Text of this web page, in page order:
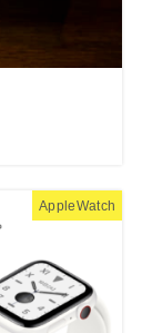
AppleWatch